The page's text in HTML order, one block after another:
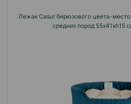
Лежак Casur бирюзового цвета-место
средних пород 55x41xh15